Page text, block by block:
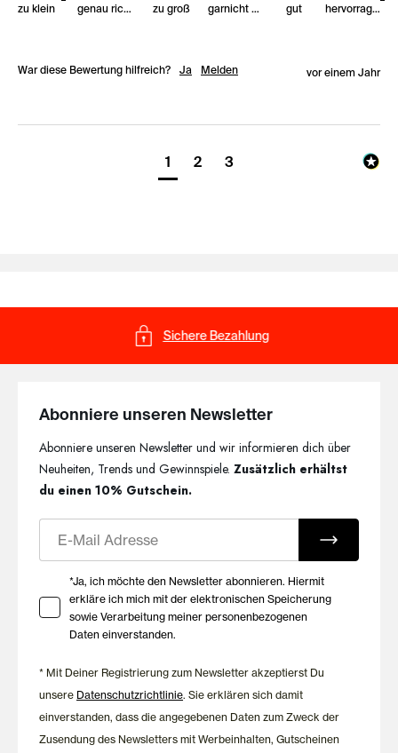
zu klein genau richtig zu groß garnicht gut gut hervorragend
War diese Bewertung hilfreich? Ja Melden vor einem Jahr
1 2 3
Sichere Bezahlung
Abonniere unseren Newsletter
Abonniere unseren Newsletter und wir informieren dich über
Neuheiten, Trends und Gewinnspiele.Zusätzlich erhältst
du einen 10% Gutschein.
Ihre Zustimmung zu Marketing E-Mails
*Ja, ich möchte den Newsletter abonnieren. Hiermit
erkläre ich mich mit der elektronischen Speicherung
sowie Verarbeitung meiner personenbezogenen
Daten einverstanden.
* Mit Deiner Registrierung zum Newsletter akzeptierst Du
unsere Datenschutzrichtlinie. Sie erklären sich damit
einverstanden, dass die angegebenen Daten zum Zweck der
Zusendung des Newsletters mit Werbeinhalten, Gutscheinen